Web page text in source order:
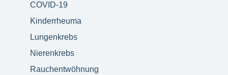
COVID-19
Kinderrheuma
Lungenkrebs
Nierenkrebs
Rauchentwöhnung